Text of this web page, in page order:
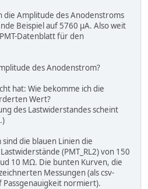
die Amplitude des Anodenstroms
Beispiel auf 5760 µA. Also weit
Datenblatt für den
des Anodenstrom?
hat: Wie bekomme ich die
Wert?
des Lastwiderstandes scheint
die blauen Linien die
(PMT_RL2) von 150
10 MΩ. Die bunten Kurven, die
Messungen (als csv-
normiert).